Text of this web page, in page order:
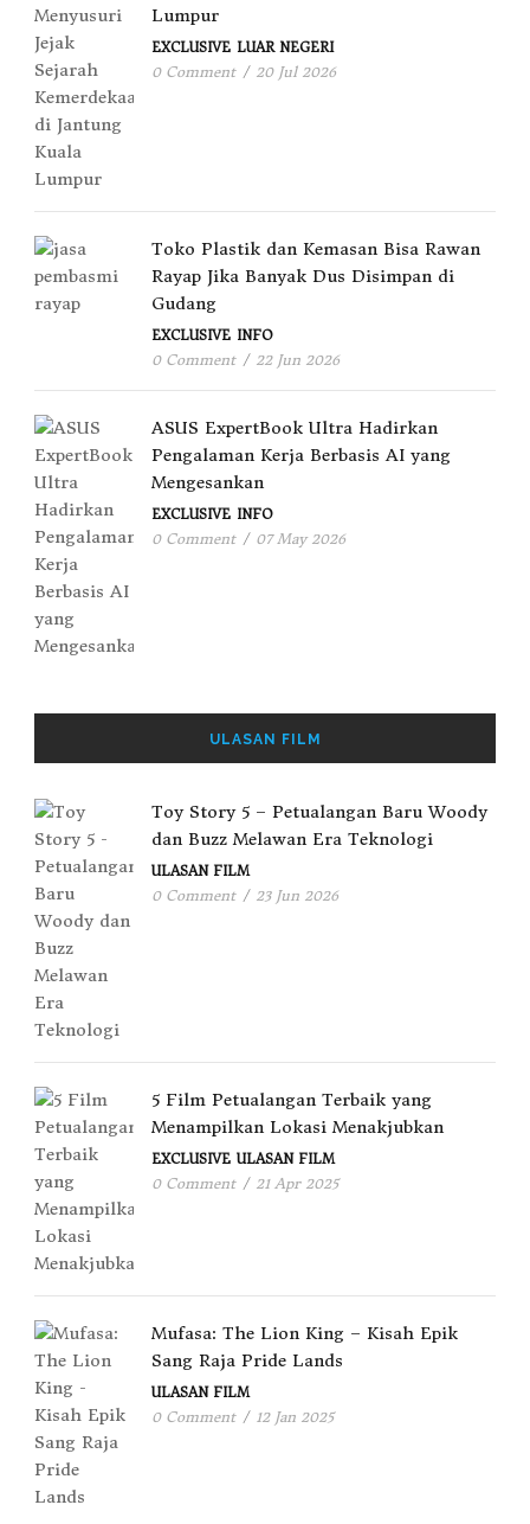
Lumpur
EXCLUSIVE LUAR NEGERI
0 Comment / 20 Jul 2026
Toko Plastik dan Kemasan Bisa Rawan
Rayap Jika Banyak Dus Disimpan di
Gudang
EXCLUSIVE INFO
0 Comment / 22 Jun 2026
ASUS ExpertBook Ultra Hadirkan
Pengalaman Kerja Berbasis AI yang
Mengesankan
EXCLUSIVE INFO
0 Comment / 07 May 2026
ULASAN FILM
Toy Story 5 – Petualangan Baru Woody
dan Buzz Melawan Era Teknologi
ULASAN FILM
0 Comment / 23 Jun 2026
5 Film Petualangan Terbaik yang
Menampilkan Lokasi Menakjubkan
EXCLUSIVE ULASAN FILM
0 Comment / 21 Apr 2025
Mufasa: The Lion King – Kisah Epik
Sang Raja Pride Lands
ULASAN FILM
0 Comment / 12 Jan 2025